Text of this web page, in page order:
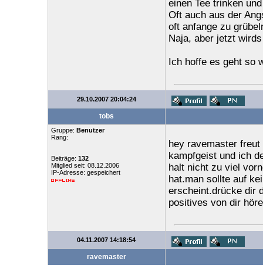
einen Tee trinken
Oft auch aus der
oft anfange zu
Naja, aber jetzt
Ich hoffe es geht so
29.10.2007 20:04:24
tobs
Gruppe: Benutzer
Rang:
Beiträge: 132
Mitglied seit: 08.12.2006
IP-Adresse: gespeichert
hey ravemaster
kampfgeist und ich
halt nicht zu viel
hat.man sollte auf
erscheint.drücke dir
positives von dir
04.11.2007 14:18:54
ravemaster